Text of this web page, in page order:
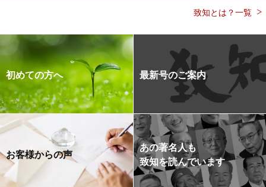
致知とは？一覧
初めての方へ 最新号のご案内
お客様からの声
あの著名人も
致知を読んでいます